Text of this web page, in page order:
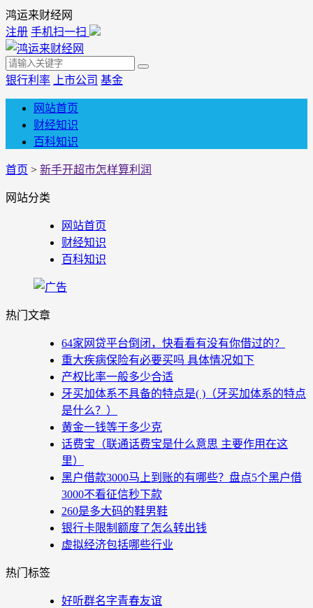
鸿运来财经网
注册 手机扫一扫
银行利率 上市公司 基金
网站首页
财经知识
百科知识
首页 > 新手开超市怎样算利润
网站分类
网站首页
财经知识
百科知识
热门文章
64家网贷平台倒闭，快看看有没有你借过的？
重大疾病保险有必要买吗 具体情况如下
产权比率一般多少合适
牙买加体系不具备的特点是( )（牙买加体系的特点
是什么？）
黄金一钱等于多少克
话费宝（联通话费宝是什么意思 主要作用在这
里）
黑户借款3000马上到账的有哪些？盘点5个黑户借
3000不看征信秒下款
260是多大码的鞋男鞋
银行卡限制额度了怎么转出钱
虚拟经济包括哪些行业
热门标签
好听群名字青春友谊